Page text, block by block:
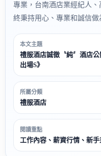
專業，台南酒店業經紀人
終秉持用心、專業和誠信做
本文主題
禮服酒店誠徵〝純〞酒店
出場S》
所屬分類
禮服酒店
閱讀重點
工作內容、薪資行情、新